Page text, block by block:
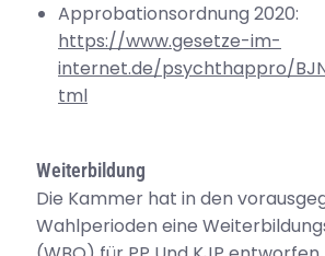
Approbationsordnung 2020:
https://www.gesetze-im-
internet.de/psychthappro/
tml
Weiterbildung
Die Kammer hat in den
Wahlperioden eine